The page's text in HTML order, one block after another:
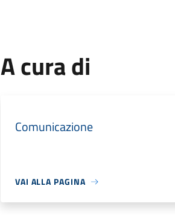
A cura di
Comunicazione
VAI ALLA PAGINA